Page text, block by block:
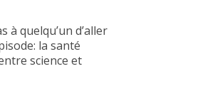
quelqu’un d’aller
la santé
science et